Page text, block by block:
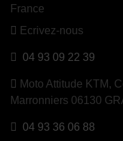
France
Ecrivez-nous
04 93 09 22 39
Moto Attitude KTM,
Marronniers 06130
04 93 36 06 88